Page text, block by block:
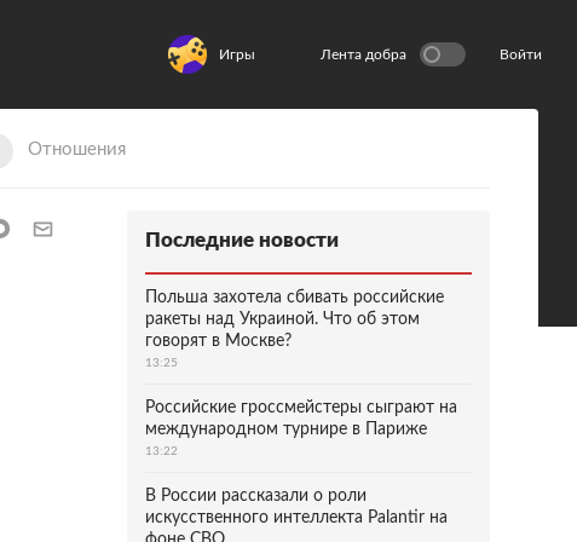
Игры Лента добра Войти
Отношения
Последние новости
Польша захотела сбивать российские
ракеты над Украиной. Что об этом
говорят в Москве?
13:25
Российские гроссмейстеры сыграют на
международном турнире в Париже
13:22
В России рассказали о роли
искусственного интеллекта Palantir на